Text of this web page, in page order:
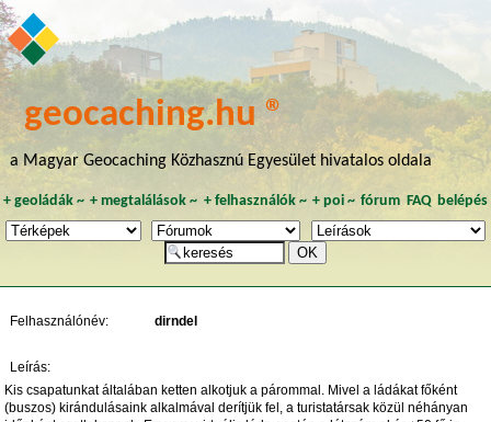
geocaching.hu ®
a Magyar Geocaching Közhasznú Egyesület hivatalos oldala
+ geoládák~ +megtalálások ~ + felhasználók~ + poi~ fórum FAQ belépés
Felhasználónév: dirndel
Leírás:
Kis csapatunkat általában ketten alkotjuk a párommal. Mivel a ládákat főként
(buszos) kirándulásaink alkalmával derítjük fel, a turistatársak közül néhányan